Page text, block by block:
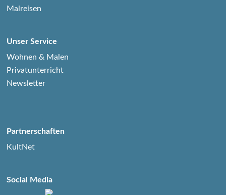
Malreisen
Unser Service
Wohnen & Malen
Privatunterricht
Newsletter
Partnerschaften
KultNet
Social Media